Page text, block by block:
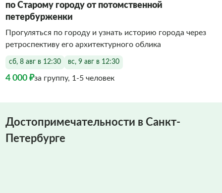
по Старому городу от потомственной
петербурженки
Прогуляться по городу и узнать историю города через
ретроспективу его архитектурного облика
сб, 8 авг в 12:30 вс, 9 авг в 12:30
4 000 ₽за группу, 1-5 человек
Достопримечательности в Санкт-
Петербурге